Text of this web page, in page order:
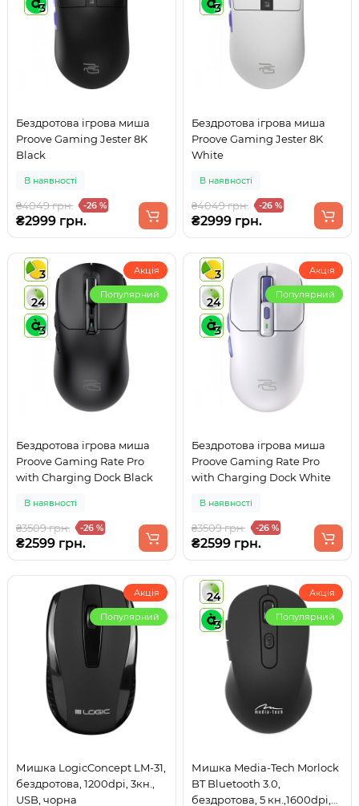
3
Бездротова ігрова миша
Proove Gaming Jester 8K
Black
В наявності
₴4049 грн. -26 %
₴2999 грн.
3
Бездротова ігрова миша
Proove Gaming Jester 8K
White
В наявності
₴4049 грн. -26 %
₴2999 грн.
3
24
3
Акція
Популярний
Бездротова ігрова миша
Proove Gaming Rate Pro
with Charging Dock Black
В наявності
₴3509 грн. -26 %
₴2599 грн.
3
24
3
Акція
Популярний
Бездротова ігрова миша
Proove Gaming Rate Pro
with Charging Dock White
В наявності
₴3509 грн. -26 %
₴2599 грн.
Акція
Популярний
Мишка LogicConcept LM-31,
бездротова, 1200dpi, 3кн.,
USB, чорна
24
3
Акція
Популярний
Мишка Media-Tech Morlock
BT Bluetooth 3.0,
бездротова, 5 кн.,1600dpi,